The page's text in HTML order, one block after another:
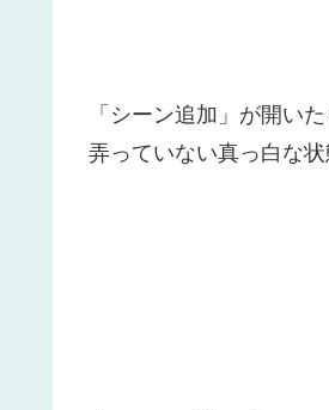
「シーン追加」が開い
弄っていない真っ白な